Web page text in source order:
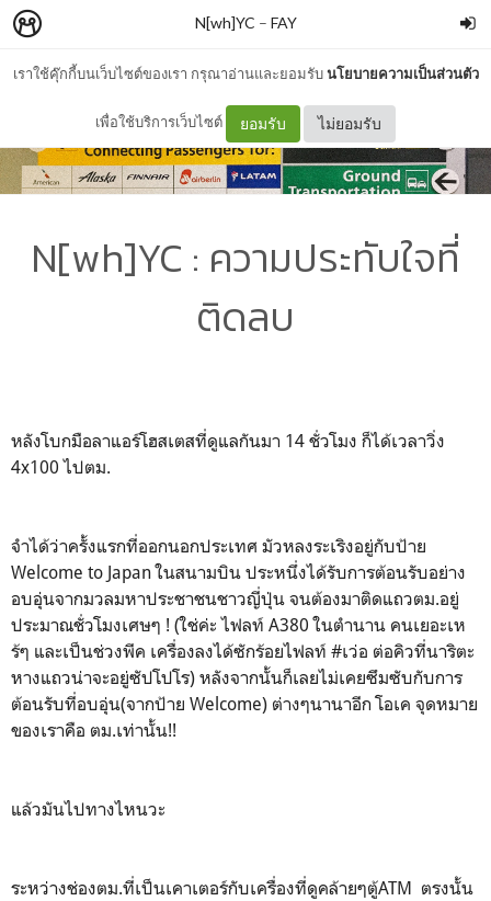
เราใช้คุ๊กกี้บนเว็บไซต์ของเรา กรุณาอ่านและยอมรับนโยบายความเป็นส่วนตัว
เพื่อใช้บริการเว็บไซต์ ยอมรับ ไม่ยอมรับ
N[wh]YC – FAY
N[wh]YC : ความประทับใจที่
ติดลบ
หลังโบกมือลาแอร์โฮสเตสที่ดูแลกันมา 14 ชั่วโมง ก็ได้เวลาวิ่ง
4x100 ไปตม.
จำได้ว่าครั้งแรกที่ออกนอกประเทศ มัวหลงระเริงอยู่กับป้าย
Welcome to Japan ในสนามบิน ประหนึ่งได้รับการต้อนรับอย่าง
อบอุ่นจากมวลมหาประชาชนชาวญี่ปุ่น จนต้องมาติดแถวตม.อยู่
ประมาณชั่วโมงเศษๆ ! (ใช่ค่ะ ไฟลท์ A380 ในตำนาน คนเยอะเห
ร้ๆ และเป็นช่วงพีค เครื่องลงได้ซักร้อยไฟลท์ #เว่อ ต่อคิวที่นาริตะ
หางแถวน่าจะอยู่ซัปโปโร) หลังจากนั้นก็เลยไม่เคยซึมซับกับการ
ต้อนรับที่อบอุ่น(จากป้าย Welcome) ต่างๆนานาอีก โอเค จุดหมาย
ของเราคือ ตม.เท่านั้น!!
แล้วมันไปทางไหนวะ
ระหว่างช่องตม.ที่เป็นเคาเตอร์กับเครื่องที่ดูคล้ายๆตู้ATM ตรงนั้น